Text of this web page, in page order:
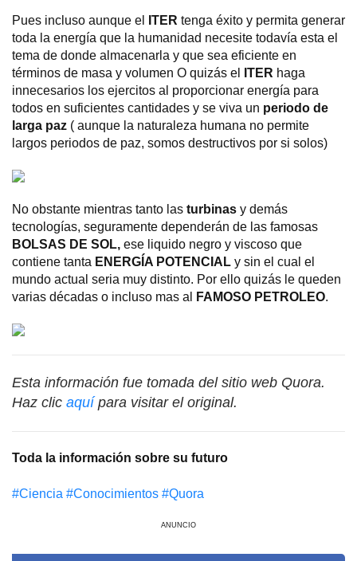
Pues incluso aunque el ITER tenga éxito y permita generar
toda la energía que la humanidad necesite todavía esta el
tema de donde almacenarla y que sea eficiente en
términos de masa y volumen O quizás el
ITER haga
innecesarios los ejercitos al proporcionar energía para
todos en suficientes cantidades y se viva un periodo de
larga paz ( aunque la naturaleza humana no permite
largos periodos de paz, somos destructivos por si solos)
No obstante mientras tanto las turbinas y demás
tecnologías, seguramente dependerán de las famosas
BOLSAS DE SOL, ese liquido negro y viscoso que
contiene tanta ENERGÍA POTENCIAL y sin el cual el
mundo actual seria muy distinto. Por ello quizás le queden
varias décadas o incluso mas al
FAMOSO PETROLEO.
Esta información fue tomada del sitio web Quora.
Haz clic aquípara visitar el original.
Toda la información sobre su futuro
#Сiencia #Conocimientos #Quora
ANUNCIO